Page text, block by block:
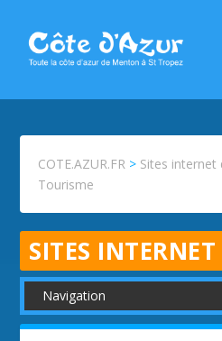
COTE.AZUR.FR > Sites internet
Tourisme
SITES INTERNET
Navigation